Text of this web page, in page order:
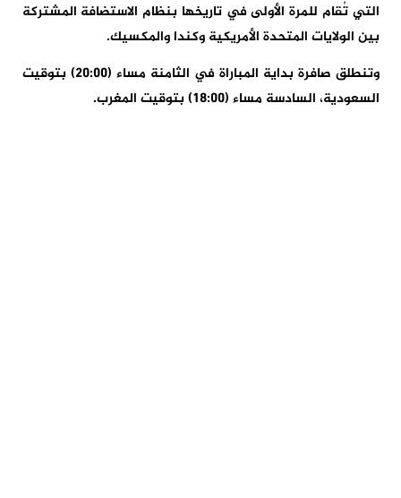
التي تُقام للمرة الأولى في تاريخها بنظام الاستضافة المشتركة
بين الولايات المتحدة الأمريكية وكندا والمكسيك.
وتنطلق صافرة بداية المباراة في الثامنة مساء (20:00) بتوقيت
السعودية، السادسة مساء (18:00) بتوقيت المغرب.